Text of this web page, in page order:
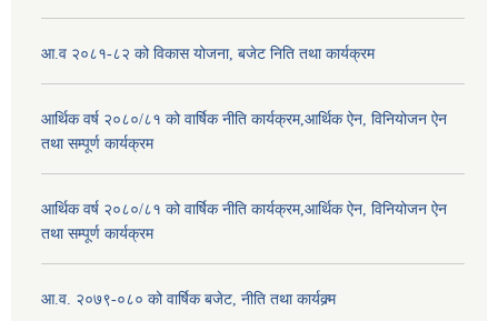
आ.व २०८१-८२ को विकास योजना, बजेट निति तथा कार्यक्रम
आर्थिक वर्ष २०८०/८१ को वार्षिक नीति कार्यक्रम,आर्थिक ऐन, विनियोजन ऐन
तथा सम्पूर्ण कार्यक्रम
आर्थिक वर्ष २०८०/८१ को वार्षिक नीति कार्यक्रम,आर्थिक ऐन, विनियोजन ऐन
तथा सम्पूर्ण कार्यक्रम
आ.व. २०७९-०८० को वार्षिक बजेट, नीति तथा कार्यक्र्म